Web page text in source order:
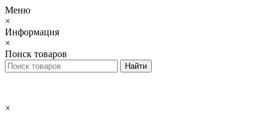
Меню
×
Информация
×
Поиск товаров
×